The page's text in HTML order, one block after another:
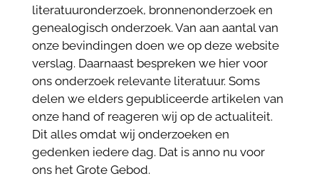
literatuuronderzoek, bronnenonderzoek en
genealogisch onderzoek. Van aan aantal van
onze bevindingen doen we op deze website
verslag. Daarnaast bespreken we hier voor
ons onderzoek relevante literatuur. Soms
delen we elders gepubliceerde artikelen van
onze hand of reageren wij op de actualiteit.
Dit alles omdat wij onderzoeken en
gedenken iedere dag. Dat is anno nu voor
ons het Grote Gebod.